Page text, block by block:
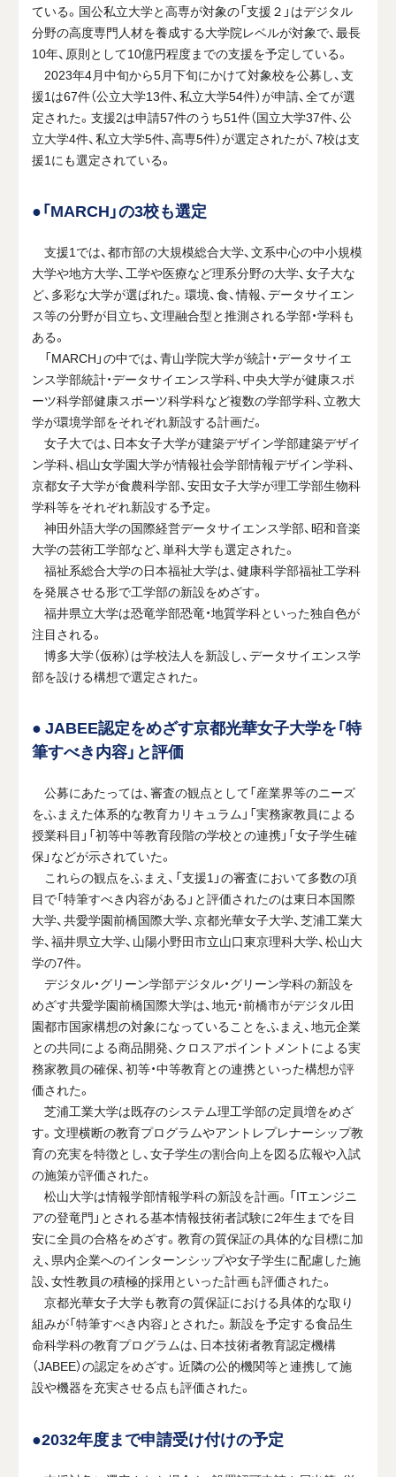
ている。国公私立大学と高専が対象の「支援２」はデジタル
分野の高度専門人材を養成する大学院レベルが対象で、最長
10年、原則として10億円程度までの支援を予定している。
2023年4月中旬から5月下旬にかけて対象校を公募し、支
援1は67件（公立大学13件、私立大学54件）が申請、全てが選
定された。支援2は申請57件のうち51件（国立大学37件、公
立大学4件、私立大学5件、高専5件）が選定されたが、7校は支
援1にも選定されている。
●「MARCH」の3校も選定
支援1では、都市部の大規模総合大学、文系中心の中小規模
大学や地方大学、工学や医療など理系分野の大学、女子大な
ど、多彩な大学が選ばれた。環境、食、情報、データサイエン
ス等の分野が目立ち、文理融合型と推測される学部・学科も
ある。
「MARCH」の中では、青山学院大学が統計・データサイエ
ンス学部統計・データサイエンス学科、中央大学が健康スポ
ーツ科学部健康スポーツ科学科など複数の学部学科、立教大
学が環境学部をそれぞれ新設する計画だ。
女子大では、日本女子大学が建築デザイン学部建築デザイ
ン学科、椙山女学園大学が情報社会学部情報デザイン学科、
京都女子大学が食農科学部、安田女子大学が理工学部生物科
学科等をそれぞれ新設する予定。
神田外語大学の国際経営データサイエンス学部、昭和音楽
大学の芸術工学部など、単科大学も選定された。
福祉系総合大学の日本福祉大学は、健康科学部福祉工学科
を発展させる形で工学部の新設をめざす。
福井県立大学は恐竜学部恐竜・地質学科といった独自色が
注目される。
博多大学（仮称）は学校法人を新設し、データサイエンス学
部を設ける構想で選定された。
● JABEE認定をめざす京都光華女子大学を「特
筆すべき内容」と評価
公募にあたっては、審査の観点として「産業界等のニーズ
をふまえた体系的な教育カリキュラム」「実務家教員による
授業科目」「初等中等教育段階の学校との連携」「女子学生確
保」などが示されていた。
これらの観点をふまえ、「支援1」の審査において多数の項
目で「特筆すべき内容がある」と評価されたのは東日本国際
大学、共愛学園前橋国際大学、京都光華女子大学、芝浦工業大
学、福井県立大学、山陽小野田市立山口東京理科大学、松山大
学の7件。
デジタル・グリーン学部デジタル・グリーン学科の新設を
めざす共愛学園前橋国際大学は、地元・前橋市がデジタル田
園都市国家構想の対象になっていることをふまえ、地元企業
との共同による商品開発、クロスアポイントメントによる実
務家教員の確保、初等・中等教育との連携といった構想が評
価された。
芝浦工業大学は既存のシステム理工学部の定員増をめざ
す。文理横断の教育プログラムやアントレプレナーシップ教
育の充実を特徴とし、女子学生の割合向上を図る広報や入試
の施策が評価された。
松山大学は情報学部情報学科の新設を計画。「ITエンジニ
アの登竜門」とされる基本情報技術者試験に2年生までを目
安に全員の合格をめざす。教育の質保証の具体的な目標に加
え、県内企業へのインターンシップや女子学生に配慮した施
設、女性教員の積極的採用といった計画も評価された。
京都光華女子大学も教育の質保証における具体的な取り
組みが「特筆すべき内容」とされた。新設を予定する食品生
命科学科の教育プログラムは、日本技術者教育認定機構
（JABEE）の認定をめざす。近隣の公的機関等と連携して施
設や機器を充実させる点も評価された。
●2032年度まで申請受け付けの予定